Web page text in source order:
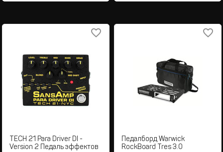
TECH 21 Para Driver DI -
Version 2 Педаль эффектов
Педалборд Warwick
RockBoard Tres 3.0